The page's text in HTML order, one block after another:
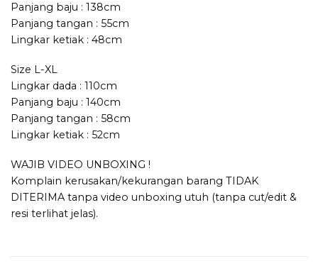
Panjang baju : 138cm
Panjang tangan : 55cm
Lingkar ketiak : 48cm
Size L-XL
Lingkar dada : 110cm
Panjang baju : 140cm
Panjang tangan : 58cm
Lingkar ketiak : 52cm
WAJIB VIDEO UNBOXING !
Komplain kerusakan/kekurangan barang TIDAK
DITERIMA tanpa video unboxing utuh (tanpa cut/edit &
resi terlihat jelas).